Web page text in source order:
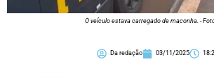
O veículo estava carregado de maconha. -
Da redação 03/11/2025